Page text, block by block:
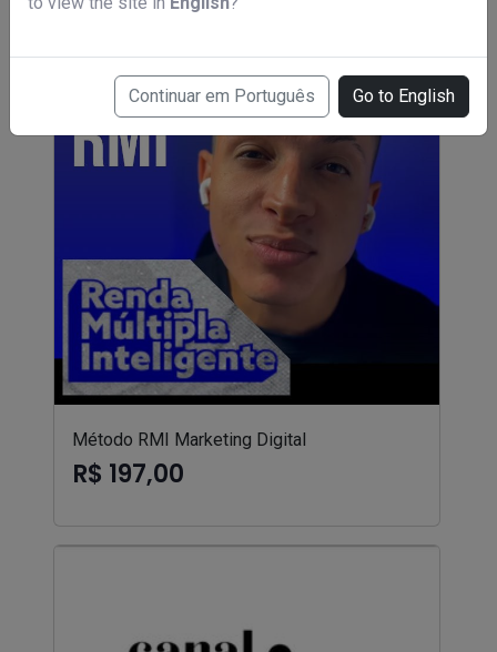
Continuar em Português Go to English
Método RMI Marketing Digital
R$ 197,00